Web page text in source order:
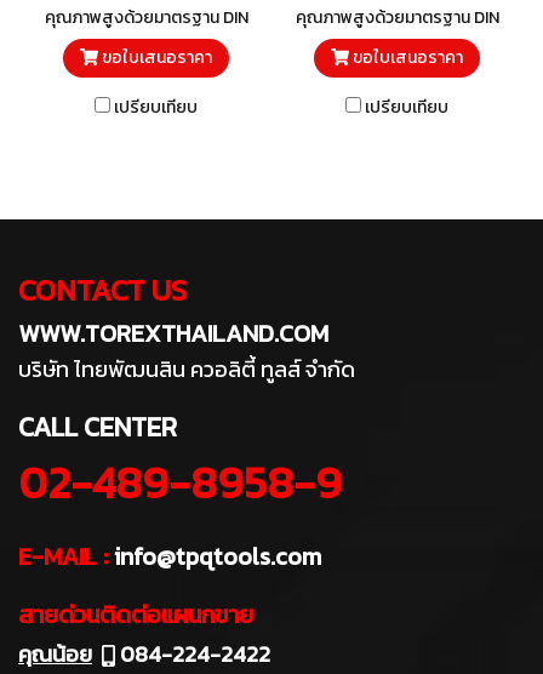
คุณภาพสูงด้วยมาตรฐาน DIN
838 และวัสดุโครมวานาเดียม
ขอใบเสนอราคา
เปรียบเทียบ
คุณภาพสูงด้วยมาตรฐาน DIN
838 และวัสดุโครมวานาเดียม
ขอใบเสนอราคา
เปรียบเทียบ
CONTACT US
WWW.TOREXTHAILAND.COM
บริษัท ไทยพัฒนสิน ควอลิตี้ ทูลส์ จำกัด
CALL CENTER
02-489-8958-9
E-MAIL :info@tpqtools.com
สายด่วนติดต่อแผนกขาย
คุณน้อย
084-224-2422